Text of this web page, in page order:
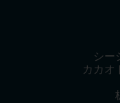
シー
カカオ